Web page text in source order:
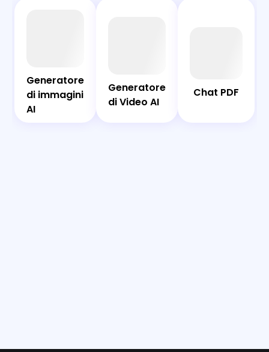
Generatore
di immagini
AI
Generatore
di Video AI
Chat PDF
Generatore
di immagini
AI
di Video AI